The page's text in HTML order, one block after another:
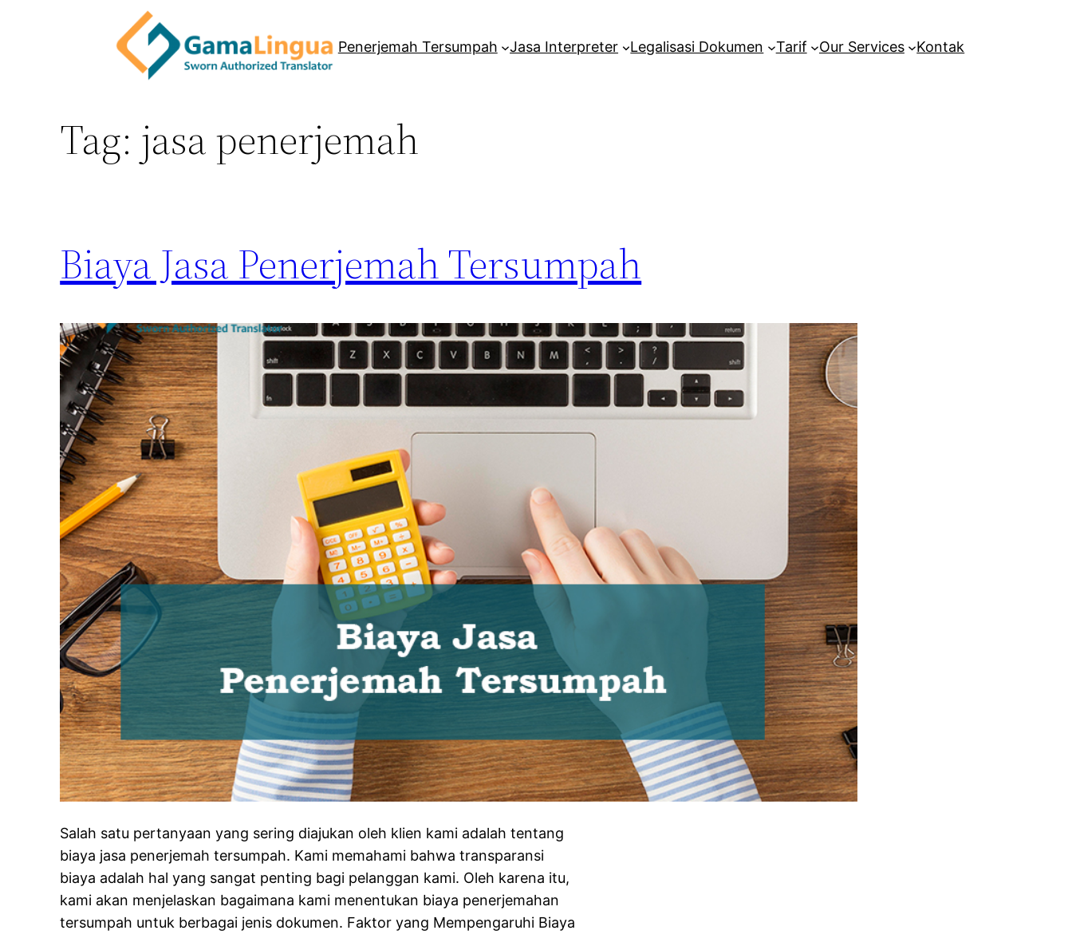
Penerjemah Tersumpah Jasa Interpreter Legalisasi Dokumen Tarif Our Services Kontak
Tag: jasa penerjemah
Biaya Jasa Penerjemah Tersumpah
Salah satu pertanyaan yang sering diajukan oleh klien kami adalah tentang
biaya jasa penerjemah tersumpah. Kami memahami bahwa transparansi
biaya adalah hal yang sangat penting bagi pelanggan kami. Oleh karena itu,
kami akan menjelaskan bagaimana kami menentukan biaya penerjemahan
tersumpah untuk berbagai jenis dokumen. Faktor yang Mempengaruhi Biaya